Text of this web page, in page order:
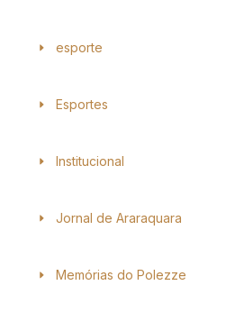
esporte
Esportes
Institucional
Jornal de Araraquara
Memórias do Polezze